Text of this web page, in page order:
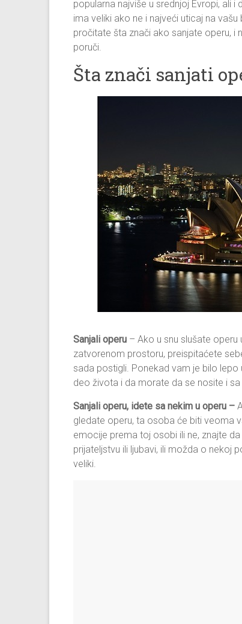
popularna najviše u srednjoj Evropi, ali
ima veliki ako ne i najveći uticaj na
pročitate šta znači ako sanjate operu, i
poruči.
Šta znači sanjati
Sanjali operu – Ako u snu slušate operu
zatvorenom prostoru, preispitaćete
sada postigli. Ponekad vam je bilo
deo života i da morate da se nosite i
Sanjali operu, idete sa nekim u operu –
gledate operu, ta osoba će biti veoma
emocije prema toj osobi ili ne, znajte
prijateljstvu ili ljubavi, ili možda o nekoj
veliki.